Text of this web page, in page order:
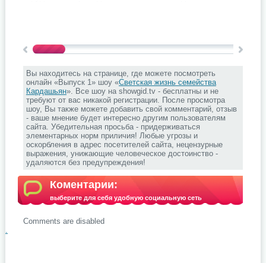
Вы находитесь на странице, где можете посмотреть
онлайн «Выпуск 1» шоу «Светская жизнь семейства
Кардашьян». Все шоу на showgid.tv - бесплатны и не
требуют от вас никакой регистрации. После просмотра
шоу, Вы также можете добавить свой комментарий, отзыв
- ваше мнение будет интересно другим пользователям
сайта. Убедительная просьба - придерживаться
элементарных норм приличия! Любые угрозы и
оскорбления в адрес посетителей сайта, нецензурные
выражения, унижающие человеческое достоинство -
удаляются без предупреждения!
Коментарии:
выберите для себя удобную социальную сеть
Comments are disabled
.